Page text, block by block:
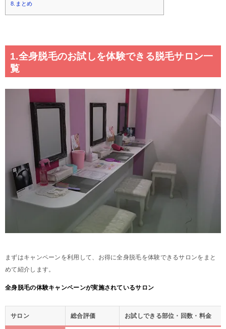
8.まとめ
1.全身脱毛のお試しを体験できる脱毛サロン一
覧
まずはキャンペーンを利用して、お得に全身脱毛を体験できるサロンをまと
めて紹介します。
全身脱毛の体験キャンペーンが実施されているサロン
サロン 総合評価 お試しできる部位・回数・料金